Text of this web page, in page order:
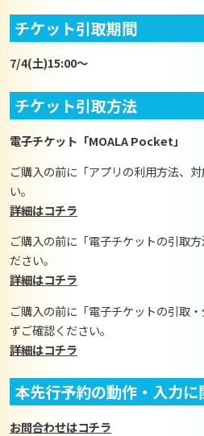
チケット引取期間
7/4(土)15:00～
チケット引取方法
電子チケット「MOALA Pocket」
ご購入の前に「アプリの利用方法、
い。
詳細はコチラ
ご購入の前に「電子チケットの引取
ださい。
詳細はコチラ
ご購入の前に「電子チケットの引取
ずご確認ください。
詳細はコチラ
本先行予約の動作・入力
お問合わせはコチラ